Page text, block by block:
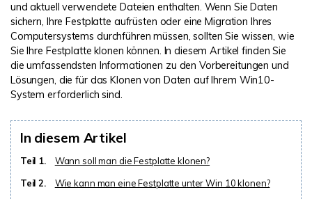
Weitere Produkte
Repairit - Datenreparatur
UBackit - Datensicherung
und aktuell verwendete Dateien enthalten. Wenn Sie Daten
sichern, Ihre Festplatte aufrüsten oder eine Migration Ihres
Computersystems durchführen müssen, sollten Sie wissen, wie
Sie Ihre Festplatte klonen können. In diesem Artikel finden Sie
die umfassendsten Informationen zu den Vorbereitungen und
Lösungen, die für das Klonen von Daten auf Ihrem Win10-
System erforderlich sind.
In diesem Artikel
Teil 1.
Wann soll man die Festplatte klonen?
Teil 2.
Wie kann man eine Festplatte unter Win 10 klonen?